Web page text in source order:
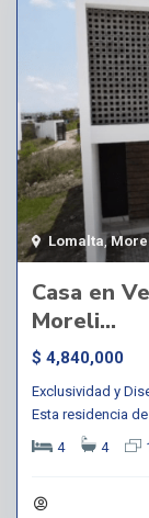
Lomalta ,
Casa en
Moreli...
$ 4,840,000
Exclusividad y
Esta residencia
4
4